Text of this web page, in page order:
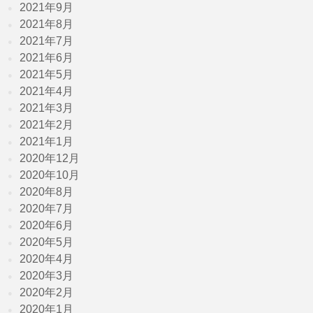
2021年9月
2021年8月
2021年7月
2021年6月
2021年5月
2021年4月
2021年3月
2021年2月
2021年1月
2020年12月
2020年10月
2020年8月
2020年7月
2020年6月
2020年5月
2020年4月
2020年3月
2020年2月
2020年1月